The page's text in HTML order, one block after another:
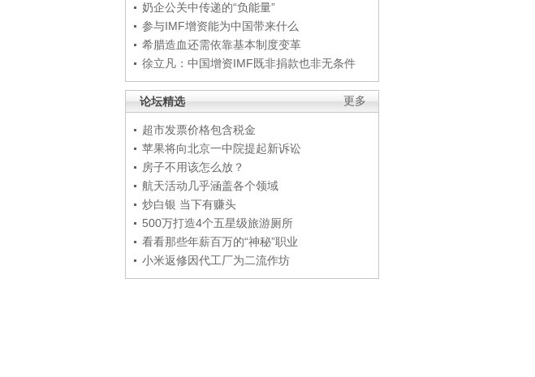
奶企公关中传递的“负能量”
参与IMF增资能为中国带来什么
希腊造血还需依靠基本制度变革
徐立凡：中国增资IMF既非捐款也非无条件
更多
论坛精选
超市发票价格包含税金
苹果将向北京一中院提起新诉讼
房子不用该怎么放？
航天活动几乎涵盖各个领域
炒白银 当下有赚头
500万打造4个五星级旅游厕所
看看那些年薪百万的“神秘”职业
小米返修因代工厂为二流作坊